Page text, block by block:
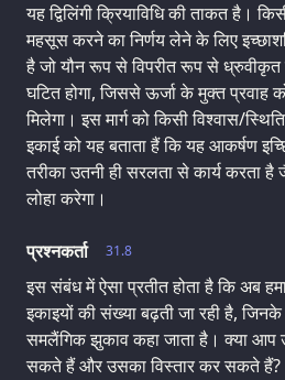
यह द्विलिंगी क्रियाविधि की ताकत है।
महसूस करने का निर्णय लेने के लिए
है जो यौन रूप से विपरीत रूप से
घटित होगा, जिससे ऊर्जा के मुक्त प्रवाह
मिलेगा। इस मार्ग को किसी विश्वास/
इकाई को यह बताता हैं कि यह आकर्षण
तरीका उतनी ही सरलता से कार्य करता
लोहा करेगा।
31.8
प्रश्नकर्ता
इस संबंध में ऐसा प्रतीत होता है कि अब
इकाइयों की संख्या बढ़ती जा रही है,
समलैंगिक झुकाव कहा जाता है। क्या आप
सकते हैं और उसका विस्तार कर सकते हैं?